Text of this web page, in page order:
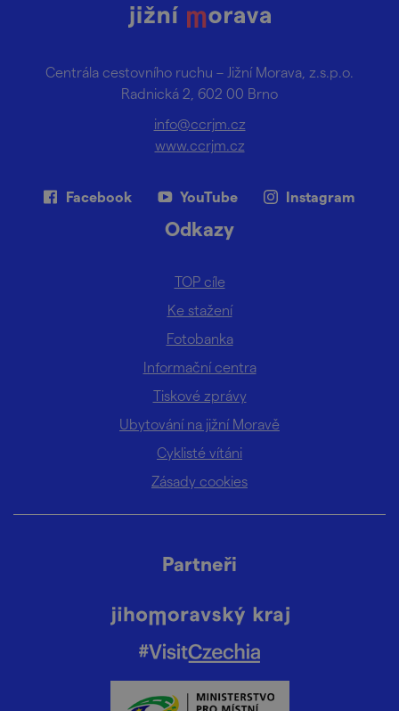
Centrála cestovního ruchu – Jižní Morava, z.s.p.o.
Radnická 2, 602 00 Brno
info@ccrjm.cz
www.ccrjm.cz
Facebook YouTube Instagram
Odkazy
TOP cíle
Ke stažení
Fotobanka
Informační centra
Tiskové zprávy
Ubytování na jižní Moravě
Cyklisté vítáni
Zásady cookies
Partneři